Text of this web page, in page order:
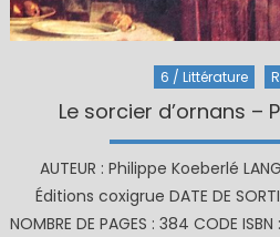
6 / Littérature
Le sorcier d’ornans –
AUTEUR : Philippe Koeberlé
Éditions coxigrue DATE DE
NOMBRE DE PAGES : 384 CODE